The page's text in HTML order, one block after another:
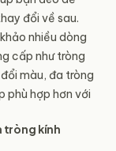
đổi về sau.
nhiều dòng
cấp như tròng
màu, đa tròng
phù hợp hơn với
tròng kính